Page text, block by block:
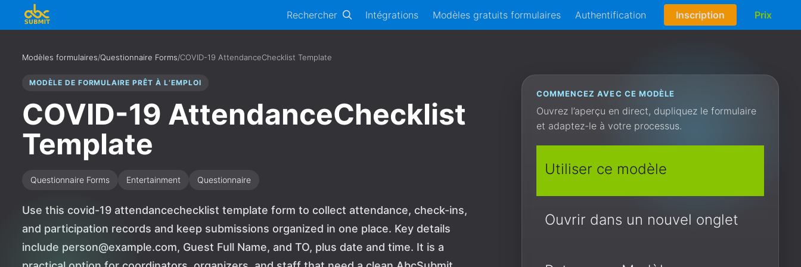
Rechercher Intégrations Modèles gratuits formulaires Authentification Inscription Prix
Modèles formulaires/Questionnaire Forms/COVID-19 AttendanceChecklist Template
MODÈLE DE FORMULAIRE PRÊT À L’EMPLOI
COVID-19 AttendanceChecklist
Template
Questionnaire Forms Entertainment Questionnaire
Use this covid-19 attendancechecklist template form to collect attendance, check-ins,
and participation records and keep submissions organized in one place. Key details
include person@example.com, Guest Full Name, and TO, plus date and time. It is a
COMMENCEZ AVEC CE MODÈLE
Ouvrez l’aperçu en direct, dupliquez le formulaire
et adaptez-le à votre processus.
Utiliser ce modèle
Ouvrir dans un nouvel onglet